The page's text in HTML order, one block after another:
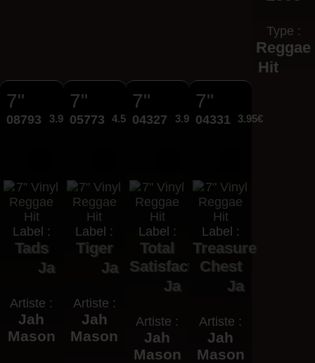
Type :
Reggae
Hit
7"
08793 3.95€
Label :
Tads
Ja
Artiste :
Jah
Mason
7"
05773 4.50€
Label :
Tiger
Ja
Artiste :
Jah
Mason
7"
04327 3.95€
Label :
Total
Satisfaction
Ja
Artiste :
Jah
Mason
7"
04331 3.95€
Label :
Treasure
Chest
Ja
Artiste :
Jah
Mason